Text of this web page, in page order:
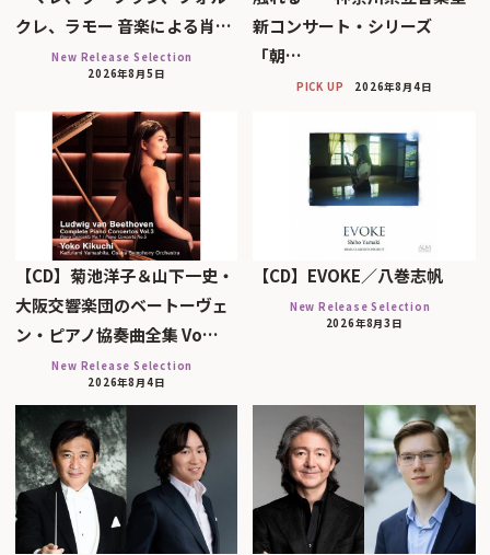
クレ、ラモー 音楽による肖…
New Release Selection
2026年8月5日
新コンサート・シリーズ
「朝…
PICK UP 2026年8月4日
【CD】菊池洋子＆山下一史・
大阪交響楽団のベートーヴェ
ン・ピアノ協奏曲全集 Vo…
New Release Selection
2026年8月4日
【CD】EVOKE／八巻志帆
New Release Selection
2026年8月3日